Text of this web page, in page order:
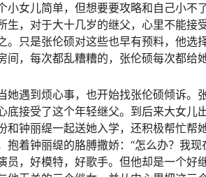
小女儿简单，但想要要攻略和自己小不
生，对于大十几岁的继父，心里不能接
。只是张伦硕对这些也早有预料，他选
间，每次都乱糟糟的，张伦硕每次都给
她遇到烦心事，也开始找张伦硕倾诉。
底接受了这个年轻继父。到后来大女儿
和钟丽缇一起送她入学，还积极帮忙帮
抱着钟丽缇的胳膊撒娇：“怎么办？我
员，好模特，好歌手。但他却是一个好